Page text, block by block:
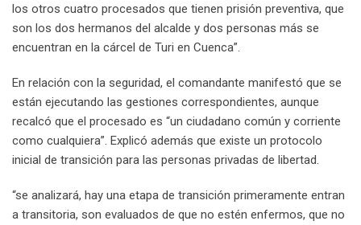
los otros cuatro procesados que tienen prisión preventiva, que
son los dos hermanos del alcalde y dos personas más se
encuentran en la cárcel de Turi en Cuenca”.
En relación con la seguridad, el comandante manifestó que se
están ejecutando las gestiones correspondientes, aunque
recalcó que el procesado es “un ciudadano común y corriente
como cualquiera”. Explicó además que existe un protocolo
inicial de transición para las personas privadas de libertad.
“se analizará, hay una etapa de transición primeramente entran
a transitoria, son evaluados de que no estén enfermos, que no